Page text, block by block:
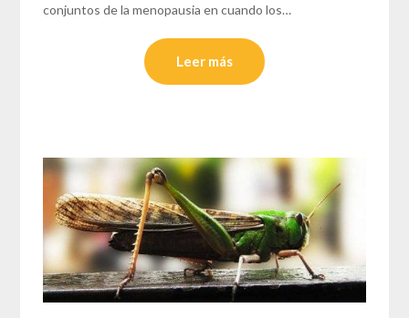
conjuntos de la menopausia en cuando los…
Leer más